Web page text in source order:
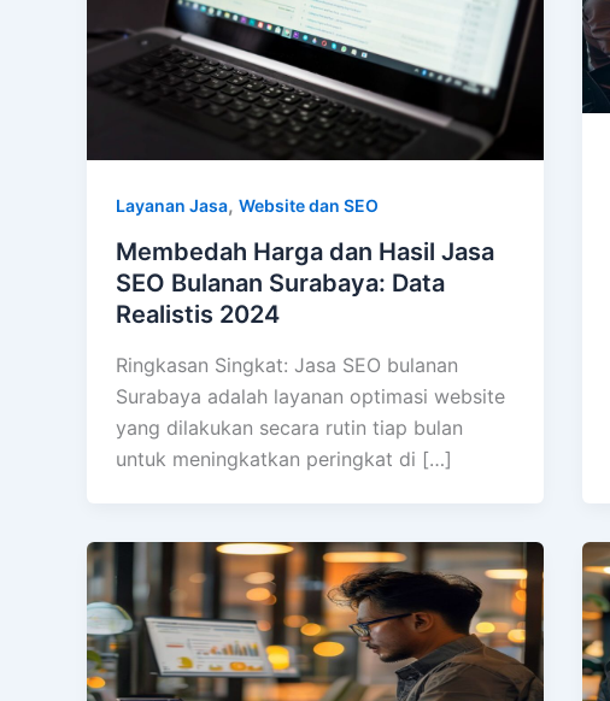
Layanan Jasa, Website dan SEO
Membedah Harga dan Hasil Jasa
SEO Bulanan Surabaya: Data
Realistis 2024
Ringkasan Singkat: Jasa SEO bulanan
Surabaya adalah layanan optimasi website
yang dilakukan secara rutin tiap bulan
untuk meningkatkan peringkat di […]